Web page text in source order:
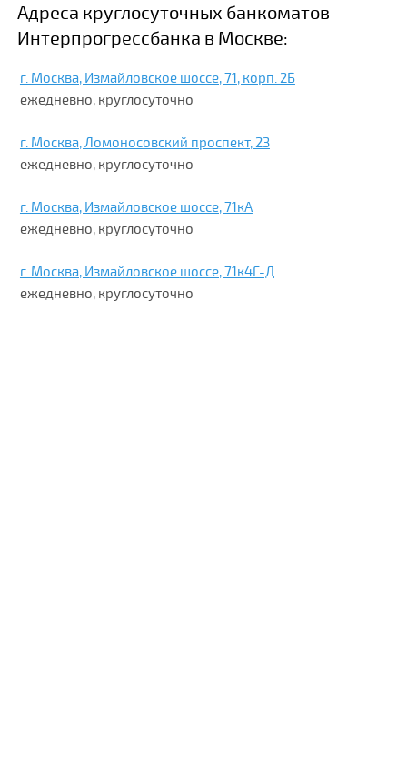
Адреса круглосуточных банкоматов
Интерпрогрессбанка в Москве:
г. Москва, Измайловское шоссе, 71, корп. 2Б
ежедневно, круглосуточно
г. Москва, Ломоносовский проспект, 23
ежедневно, круглосуточно
г. Москва, Измайловское шоссе, 71кА
ежедневно, круглосуточно
г. Москва, Измайловское шоссе, 71к4Г-Д
ежедневно, круглосуточно